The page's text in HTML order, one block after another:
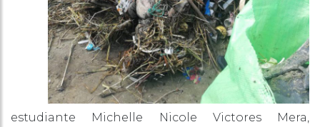
estudiante Michelle Nicole Victores Mera,